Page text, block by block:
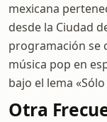
mexicana
desde la Ciudad
programación se
música pop en
bajo el lema
Otra